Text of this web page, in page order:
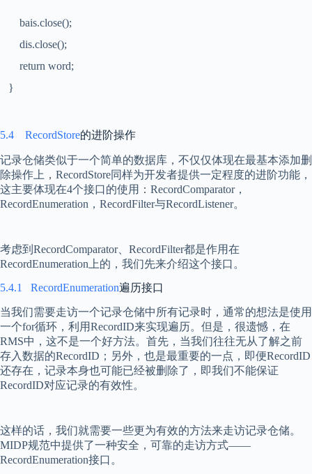
bais.close();
dis.close();
return word;
}
5.4 RecordStore的进阶操作
记录仓储类似于一个简单的数据库，不仅仅体现在最基本添加删
除操作上， RecordStore同样为开发者提供一定程度的进阶功能，
这主要体现在4个接口的使用： RecordComparator，
RecordEnumeration ， RecordFilter与RecordListener。
考虑到 RecordComparator、 RecordFilter都是作用在
RecordEnumeration 上的，我们先来介绍这个接口。
5.4.1
RecordEnumeration遍历接口
当我们需要走访一个记录仓储中所有记录时，通常的想法是使用
一个for循环，利用RecordID来实现遍历。但是，很遗憾，在
RMS中，这不是一个好方法。首先，当我们往往无从了解之前
存入数据的RecordID ；另外，也是最重要的一点，即便RecordID
还存在，记录本身也可能已经被删除了，即我们不能保证
RecordID对应记录的有效性。
这样的话，我们就需要一些更为有效的方法来走访记录仓储。
MIDP规范中提供了一种安全，可靠的走访方式——
RecordEnumeration接口。